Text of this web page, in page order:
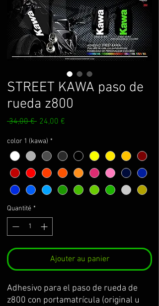
STREET KAWA paso de
rueda z800
34,00 € Prix
24,00 €
color 1 (kawa) *
Quantité *
Ajouter au panier
Adhesivo para el paso de rueda de
z800 con portamatrícula (original u